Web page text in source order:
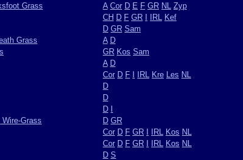
Grass A Cor D E F GR NL Zyp
CH D F GR IRL Kef
D GR Sam
Grass A D
GR Kos Sam
A D
Cor D F IRL Kre Les NL
D
D
D
Grass D GR
Cor D F GR IRL Kos NL
Cor D F GR IRL Kos NL
D S